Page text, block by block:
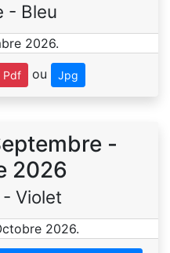
- Bleu
Pdf ou Jpg
-
2026
Violet